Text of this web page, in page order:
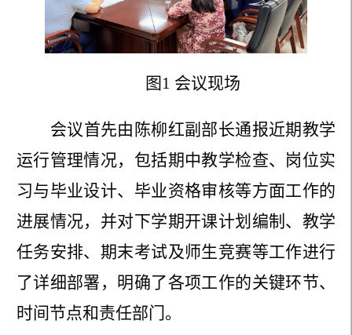
图 1 会议现场
会议首先由陈柳红副部长通报近期教学
运行管理情况，包括期中教学检查、岗位实
习与毕业设计、 毕业资格审核等方面工作的
进展情况， 并对下学期开课计划编制、教学
任务安排、期末考试及师生竞赛等工作进行
了详细部署，明确了各项工作的关键环节、
时间节点和责任部门。